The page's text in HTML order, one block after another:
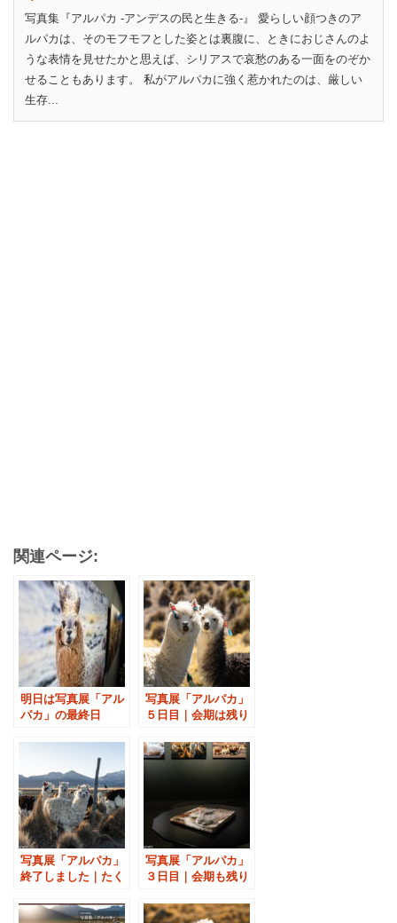
写真集『アルパカ -アンデスの民と生きる-』 愛らしい顔つきのア
ルパカは、そのモフモフとした姿とは裏腹に、ときにおじさんのよ
うな表情を見せたかと思えば、シリアスで哀愁のある一面をのぞか
せることもあります。 私がアルパカに強く惹かれたのは、厳しい
生存...
関連ページ:
明日は写真展「アル
パカ」の最終日
写真展「アルパカ」
５日目｜会期は残り
写真展「アルパカ」
終了しました｜たく
とうございました
写真展「アルパカ」
３日目｜会期も残り